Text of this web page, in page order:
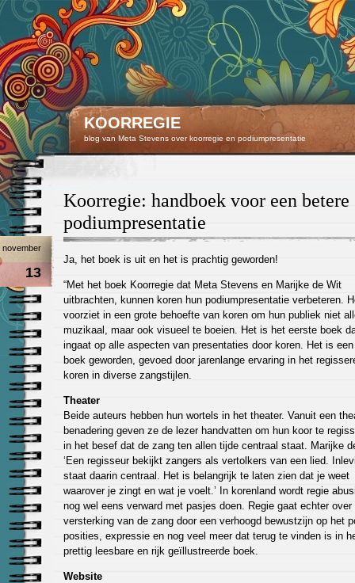
KOORREGIE
blog van Meta Stevens over koorregie en podiumpresentatie
Koorregie: handboek voor een betere
podiumpresentatie
november
13
Ja, het boek is uit en het is prachtig geworden!
“Met het boek Koorregie dat Meta Stevens en Marijke de Wit
uitbrachten, kunnen koren hun podiumpresentatie verbeteren.
voorziet in een grote behoefte van koren om hun publiek niet
muzikaal, maar ook visueel te boeien. Het is het eerste boek
ingaat op alle aspecten van presentaties door koren. Het is
boek geworden, gevoed door jarenlange ervaring in het
koren in diverse zangstijlen.
Theater
Beide auteurs hebben hun wortels in het theater. Vanuit een
benadering geven ze de lezer handvatten om hun koor te
in het besef dat de zang ten allen tijde centraal staat. Marijke
‘Een regisseur bekijkt zangers als vertolkers van een lied.
staat daarin centraal. Het is belangrijk te laten zien dat je weet
waarover je zingt en wat je voelt.’ In korenland wordt regie
nog wel eens verward met pasjes doen. Regie gaat echter over
versterking van de zang door een verhoogd bewustzijn op het
posities, expressie en nog veel meer dat terug te vinden is in
prettig leesbare en rijk geïllustreerde boek.
Website